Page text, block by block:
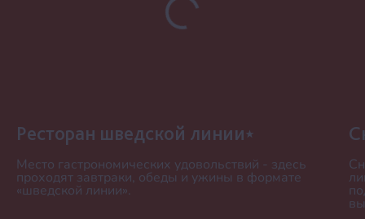
Ресторан шведской линии
Место гастрономических удовольствий - здесь
проходят завтраки, обеды и ужины в формате
«шведской линии».